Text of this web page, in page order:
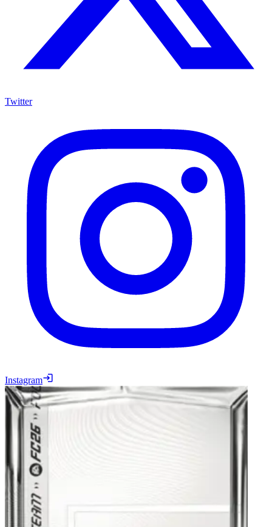
Twitter
Instagram